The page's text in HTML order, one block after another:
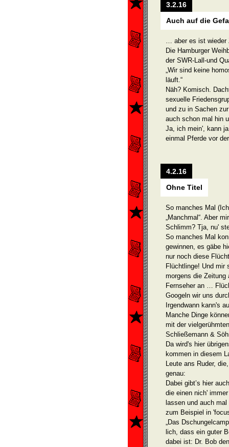
3.2.16
Auch auf die
… aber es ist wieder
Die Hamburger
der SWR-Lall-und
„Wir sind keine
läuft.“
Näh? Komisch.
sexuelle
und zu in Sachen
auch schon mal hin
Ja, ich mein', kann
einmal Pferde vor
4.2.16
Ohne Titel
So manches Mal
„Manchmal“. Aber
Schlimm? Tja, nu'
So manches Mal
gewinnen, es gäbe
nur noch diese
Flüchtlinge! Und mir
morgens die
Fernseher an …
Googeln wir uns
Irgendwann kann's
Manche Dinge
mit der
Schließemann &
Da wird's hier
kommen in diesem
Leute ans Ruder,
genau:
Dabei gibt’s hier
die einen nich'
lassen und auch
zum Beispiel in
„Das
lich, dass ein guter
dabei ist: Dr. Bob